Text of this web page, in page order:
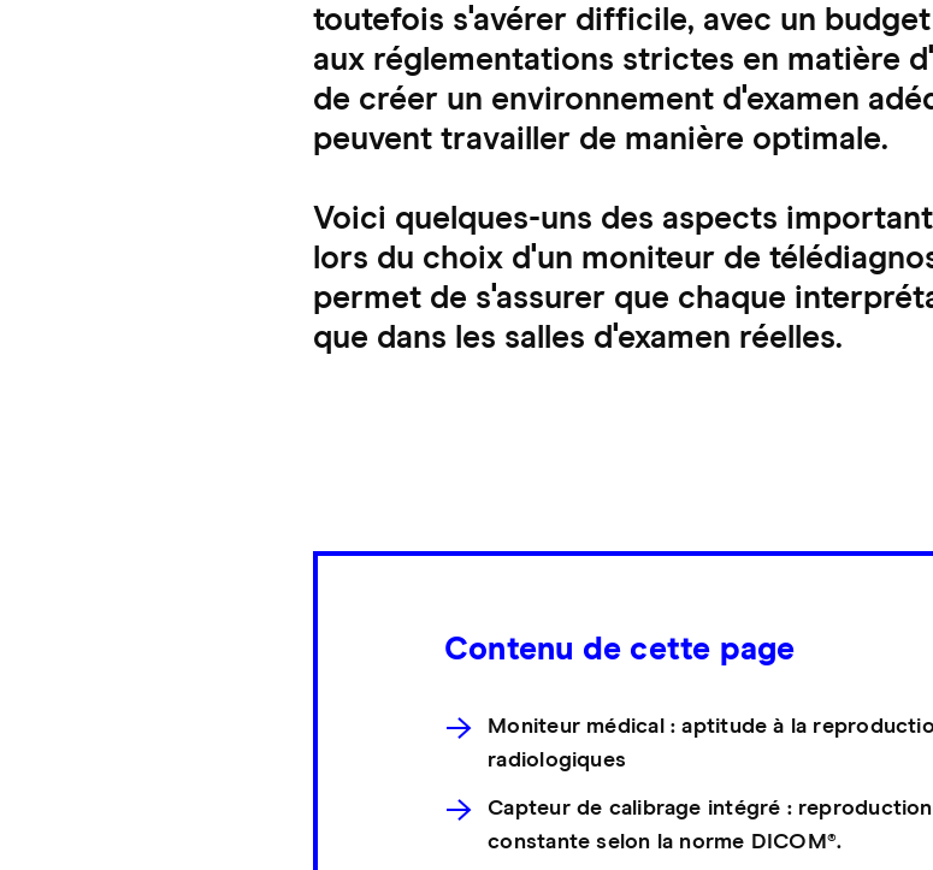
toutefois s'avérer difficile, avec un
aux réglementations strictes en matière
de créer un environnement d'examen
peuvent travailler de manière optimale.
Voici quelques-uns des aspects
lors du choix d'un moniteur de
permet de s'assurer que chaque
que dans les salles d'examen réelles.
Contenu de cette page
Moniteur médical : aptitude à la
radiologiques
Capteur de calibrage intégré :
constante selon la norme DICOM®.